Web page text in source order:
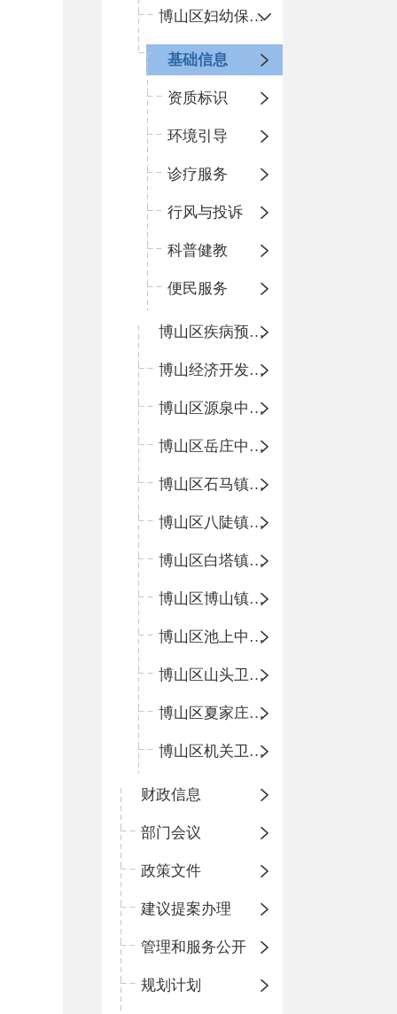
博山区妇幼保健院
基础信息
资质标识
环境引导
诊疗服务
行风与投诉
科普健教
便民服务
博山区疾病预防控制中心
博山经济开发区卫生院
博山区源泉中心卫生院（博山区第二人民医院）
博山区岳庄中心卫生院
博山区石马镇卫生院
博山区八陡镇卫生院
博山区白塔镇卫生院
博山区博山镇中心卫生院（南院区、北院区）
博山区池上中心卫生院
博山区山头卫生院
博山区夏家庄卫生院
博山区机关卫生所
财政信息
部门会议
政策文件
建议提案办理
管理和服务公开
规划计划